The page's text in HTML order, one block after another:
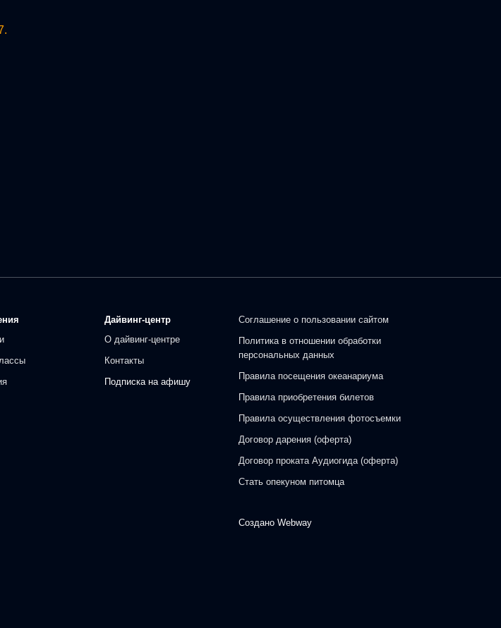
Дайвинг-центр
О дайвинг-центре
Контакты
Подписка на афишу
Соглашение о пользовании сайтом
Политика в отношении обработки
персональных данных
Правила посещения океанариума
Правила приобретения билетов
Правила осуществления фотосъемки
Договор дарения (оферта)
Договор проката Аудиогида (оферта)
Стать опекуном питомца
Создано Webway